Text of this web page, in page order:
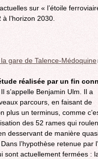
sur « l’étoile
l’horizon 2030.
gare de Talence-Médoquine
réalisée par un fin
Il s’appelle Benjamin Ulm. Il a
parcours, en faisant de
plus un terminus, comme
des 52 rames qui
desservant de manière
l’hypothèse retenue par
sont actuellement fermées :